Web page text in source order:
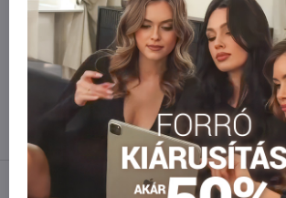
Szeretne több terméket
amennyi raktáron van?
Ne habozzon kapcsolatba lépni velünk, raktárra
info​@everlady​.eu
Leírás